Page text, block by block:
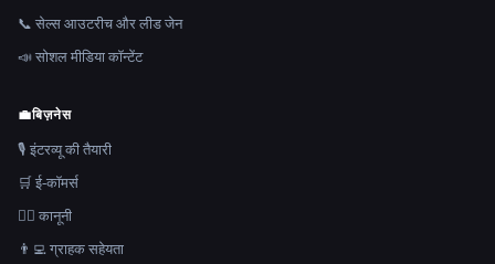
📞 सेल्स आउटरीच और लीड जेन
📣 सोशल मीडिया कॉन्टेंट
💼बिज़नेस
🎙️ इंटरव्यू की तैयारी
🛒 ई-कॉमर्स
👩‍⚖️ कानूनी
👨‍💻 ग्राहक सहेयता